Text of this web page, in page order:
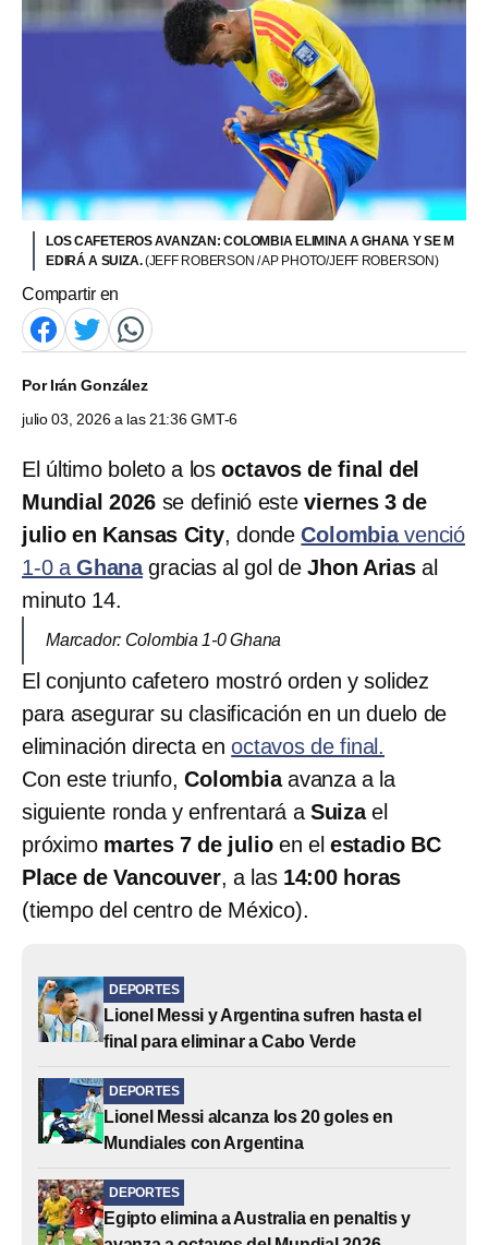
LOS CAFETEROS AVANZAN: COLOMBIA ELIMINA A GHANA Y SE M
EDIRÁ A SUIZA.(JEFF ROBERSON / AP PHOTO/JEFF ROBERSON)
Compartir en
PorIrán González
julio 03, 2026 a las 21:36 GMT-6
El último boleto a losoctavos de final del
Mundial 2026 se definió esteviernes 3 de
julio en Kansas City, dondeColombiavenció
1-0 aGhanagracias al gol deJhon Ariasal
minuto 14.
Marcador: Colombia 1-0 Ghana
El conjunto cafetero mostró orden y solidez
para asegurar su clasificación en un duelo de
eliminación directa enoctavos de final.
Con este triunfo,Colombiaavanza a la
siguiente ronda y enfrentará a Suizael
próximo martes 7 de julioen el estadio BC
Place de Vancouver, a las 14:00 horas
(tiempo del centro de México).
DEPORTES
Lionel Messi y Argentina sufren hasta el
final para eliminar a Cabo Verde
DEPORTES
Lionel Messi alcanza los 20 goles en
Mundiales con Argentina
DEPORTES
Egipto elimina a Australia en penaltis y